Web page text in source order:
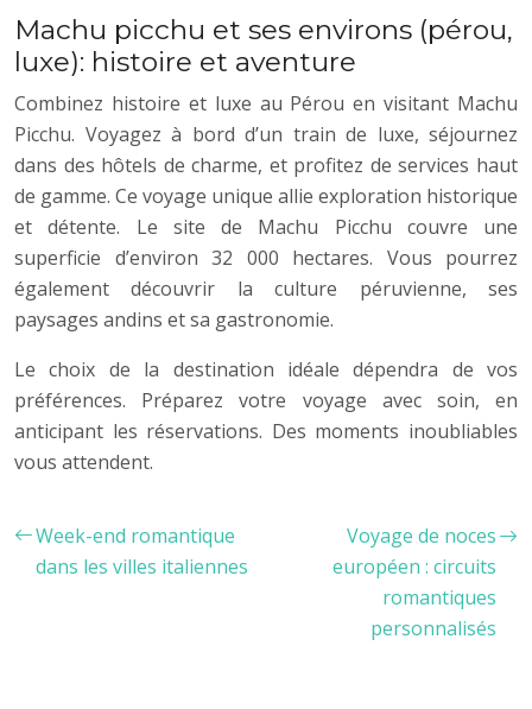
Machu picchu et ses environs (pérou,
luxe): histoire et aventure
Combinez histoire et luxe au Pérou en visitant Machu
Picchu. Voyagez à bord d’un train de luxe, séjournez
dans des hôtels de charme, et profitez de services haut
de gamme. Ce voyage unique allie exploration historique
et détente. Le site de Machu Picchu couvre une
superficie d’environ 32 000 hectares. Vous pourrez
également découvrir la culture péruvienne, ses
paysages andins et sa gastronomie.
Le choix de la destination idéale dépendra de vos
préférences. Préparez votre voyage avec soin, en
anticipant les réservations. Des moments inoubliables
vous attendent.
Week-end romantique
dans les villes italiennes
Voyage de noces
européen : circuits
romantiques
personnalisés